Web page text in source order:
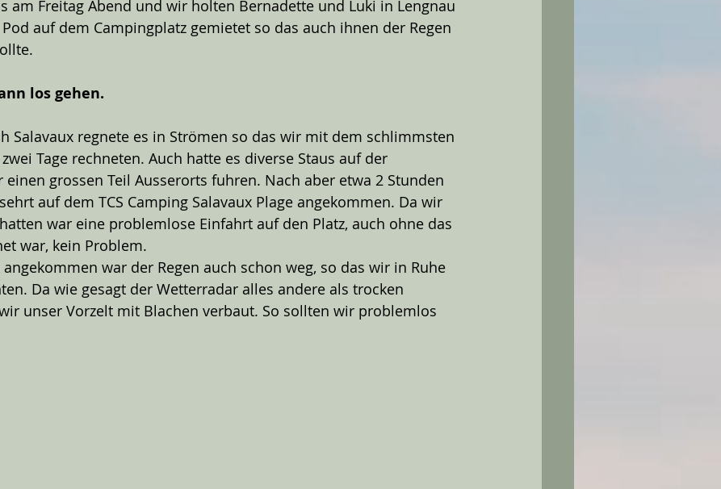
am Freitag Abend und wir holten Bernadette und Luki in Lengnau
auf dem Campingplatz gemietet so das auch ihnen der Regen
los gehen.
Salavaux regnete es in Strömen so das wir mit dem schlimmsten
Tage rechneten. Auch hatte es diverse Staus auf der
grossen Teil Ausserorts fuhren. Nach aber etwa 2 Stunden
auf dem TCS Camping Salavaux Plage angekommen. Da wir
war eine problemlose Einfahrt auf den Platz, auch ohne das
war, kein Problem.
war der Regen auch schon weg, so das wir in Ruhe
Da wie gesagt der Wetterradar alles andere als trocken
unser Vorzelt mit Blachen verbaut. So sollten wir problemlos